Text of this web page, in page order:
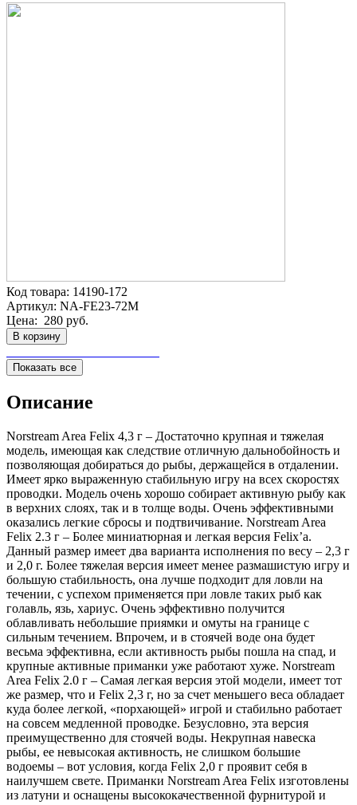
Код товара: 14190-172
Артикул: NA-FE23-72M
Цена: 280 руб.
В корзину
Показать все
Описание
Norstream Area Felix 4,3 г – Достаточно крупная и тяжелая
модель, имеющая как следствие отличную дальнобойность и
позволяющая добираться до рыбы, держащейся в отдалении.
Имеет ярко выраженную стабильную игру на всех скоростях
проводки. Модель очень хорошо собирает активную рыбу как
в верхних слоях, так и в толще воды. Очень эффективными
оказались легкие сбросы и подтвичивание. Norstream Area
Felix 2.3 г – Более миниатюрная и легкая версия Felix’a.
Данный размер имеет два варианта исполнения по весу – 2,3 г
и 2,0 г. Более тяжелая версия имеет менее размашистую игру и
большую стабильность, она лучше подходит для ловли на
течении, с успехом применяется при ловле таких рыб как
голавль, язь, хариус. Очень эффективно получится
облавливать небольшие приямки и омуты на границе с
сильным течением. Впрочем, и в стоячей воде она будет
весьма эффективна, если активность рыбы пошла на спад, и
крупные активные приманки уже работают хуже. Norstream
Area Felix 2.0 г – Самая легкая версия этой модели, имеет тот
же размер, что и Felix 2,3 г, но за счет меньшего веса обладает
куда более легкой, «порхающей» игрой и стабильно работает
на совсем медленной проводке. Безусловно, эта версия
преимущественно для стоячей воды. Некрупная навеска
рыбы, ее невысокая активность, не слишком большие
водоемы – вот условия, когда Felix 2,0 г проявит себя в
наилучшем свете. Приманки Norstream Area Felix изготовлены
из латуни и оснащены высококачественной фурнитурой и